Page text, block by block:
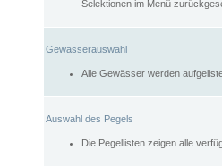
Selektionen im Menü
Gewässerauswahl
Alle Gewässer werden
Auswahl des Pegels
Die Pegellisten zeigen alle